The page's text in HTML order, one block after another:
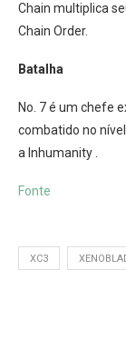
Chain multiplica
Chain Order.
Batalha
No. 7 é um chefe
combatido no
a Inhumanity .
Fonte
XC3